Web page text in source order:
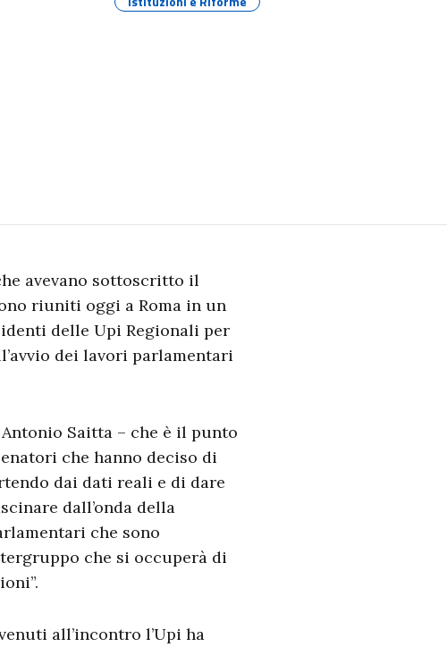
avevano sottoscritto il
riuniti oggi a Roma in un
delle Upi Regionali per
dei lavori parlamentari
Saitta – che è il punto
che hanno deciso di
dai dati reali e di dare
dall’onda della
che sono
che si occuperà di
all’incontro l’Upi ha